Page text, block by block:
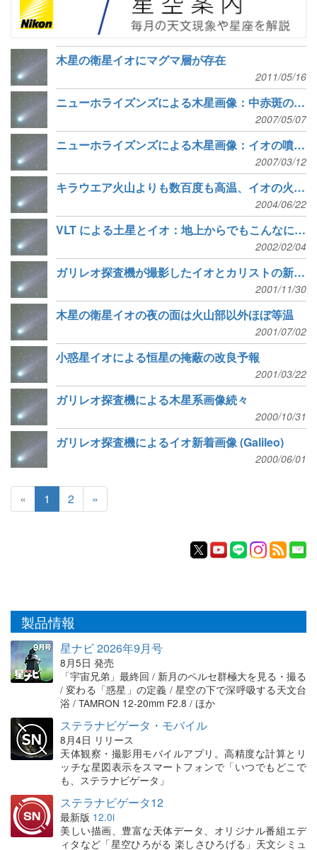
木星の衛星イオにマグマ層が存在
2011/05/16
ニューホライズンズによる木星画像：中赤斑のカラー画像、イオの溶岩
2007/05/07
ニューホライズンズによる木星画像：イオの噴火と細いリング
2007/03/12
キラウエア火山よりも数百度も高温、イオの火山についての最新研究
2004/06/22
VLT による土星とイオ：地上からでもこんなにきれい
2002/02/04
ガリレオ探査機が撮影したイオとカリストの新しい姿
2001/11/30
木星の衛星イオの夜の面は火山部以外ほぼ等温
2001/07/02
小惑星イオによる恒星の掩蔽の改良予報
2001/03/22
ガリレオ探査機による木星系画像続々
2000/10/31
ガリレオ探査機によるイオ新着画像 (Galileo)
2000/06/01
« 1 2 »
製品情報
星ナビ 2026年9月号
8月5日 発売
「宇宙兄弟」最終回 / 新月のペルセ群極大を見る・撮る
/ 変わる「惑星」の定義 / 星空の下で深呼吸する天文台
浴 / TAMRON 12-20mm F2.8 / ほか
ステラナビゲータ・モバイル
8月4日 リリース
天体観察・撮影用モバイルアプリ。高精度な計算とリ
ッチな星図表示をスマートフォンで「いつでもどこで
も、ステラナビゲータ」
ステラナビゲータ12
最新版 12.0i
美しい描画、豊富な天体データ、オリジナル番組エデ
ィタなど「星空ひろがる 楽しさひろげる」天文シミュ